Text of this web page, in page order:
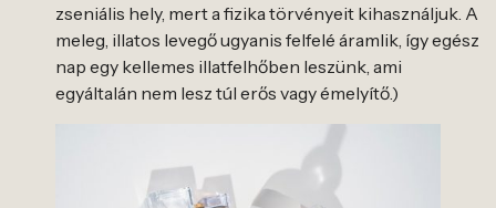
zseniális hely, mert a fizika törvényeit kihasználjuk. A
meleg, illatos levegő ugyanis felfelé áramlik, így egész
nap egy kellemes illatfelhőben leszünk, ami
egyáltalán nem lesz túl erős vagy émelyítő.)